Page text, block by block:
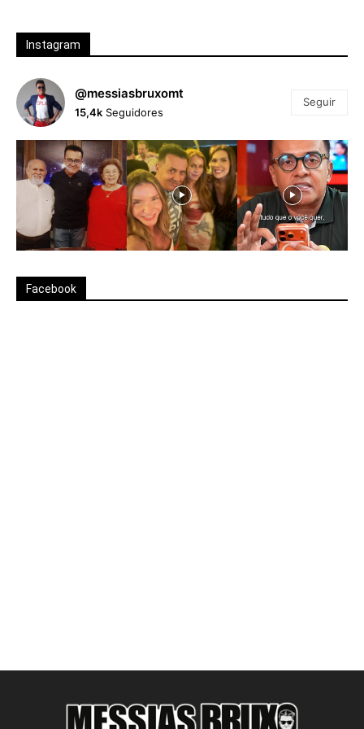
Instagram
@messiasbruxomt
15,4k Seguidores
Seguir
Facebook